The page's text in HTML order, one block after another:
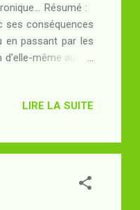
Résumé :
ses conséquences
en passant par les
même autant
peur à sa propre
LIRE LA SUITE